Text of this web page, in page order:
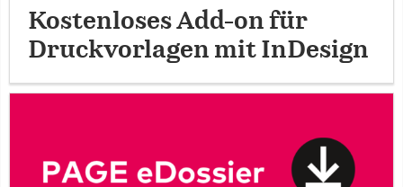
Kostenloses Add-on für
Druckvorlagen mit InDesign